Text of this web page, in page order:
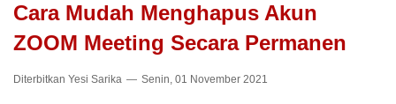
Cara Mudah Menghapus Akun
ZOOM Meeting Secara Permanen
Diterbitkan Yesi Sarika Senin, 01 November 2021